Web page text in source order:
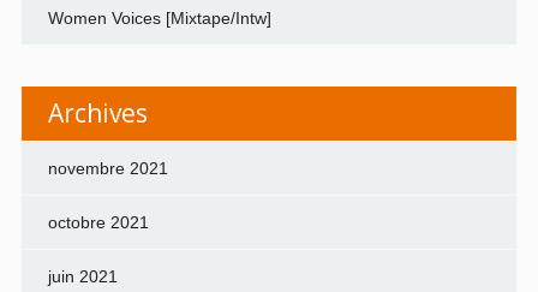
Women Voices [Mixtape/Intw]
Archives
novembre 2021
octobre 2021
juin 2021